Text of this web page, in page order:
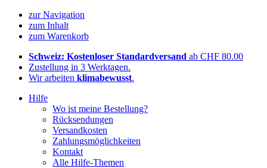
zur Navigation
zum Inhalt
zum Warenkorb
Schweiz: Kostenloser Standardversand ab CHF 80.00
Zustellung in 3 Werktagen.
Wir arbeiten klimabewusst.
Hilfe
Wo ist meine Bestellung?
Rücksendungen
Versandkosten
Zahlungsmöglichkeiten
Kontakt
Alle Hilfe-Themen